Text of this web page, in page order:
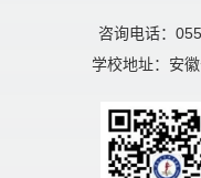
咨询电话：
学校地址：安